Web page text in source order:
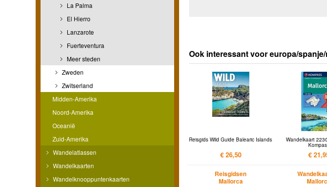
La Palma
El Hierro
Lanzarote
Fuerteventura
Meer steden
Zweden
Zwitserland
Midden-Amerika
Noord-Amerika
Oceanië
Zuid-Amerika
Wandelatlassen
Wandelkaarten
Wandelknooppuntenkaarten
Ook interessant voor europa/
Reisgids Wild Guide Balearic Islands
€ 26,50
Reisgidsen
Mallorca
Wandelkaart
€